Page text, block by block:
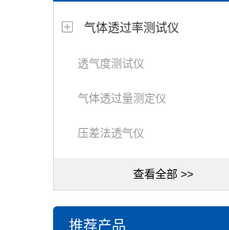
气体透过率测试仪
透气度测试仪
气体透过量测定仪
压差法透气仪
查看全部 >>
推荐产品